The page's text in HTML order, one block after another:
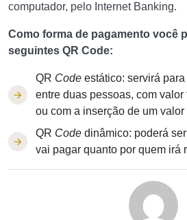
computador, pelo Internet Banking.
Como forma de pagamento você
seguintes QR Code:
QR Code estático: servirá
entre duas pessoas, com
ou com a inserção de um
QR Code dinâmico: poderá
vai pagar quanto por quem irá